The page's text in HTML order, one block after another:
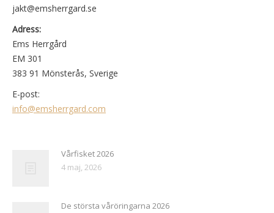
jakt@emsherrgard.se
Adress:
Ems Herrgård
EM 301
383 91 Mönsterås, Sverige
E-post:
info@emsherrgard.com
Vårfisket 2026
4 maj, 2026
De största våröringarna 2026